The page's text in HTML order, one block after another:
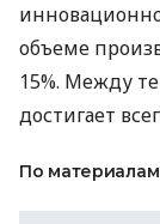
объеме
15%. Между
достигает
По